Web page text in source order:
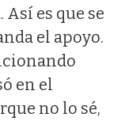
es que se
el apoyo.
en el
no lo sé,